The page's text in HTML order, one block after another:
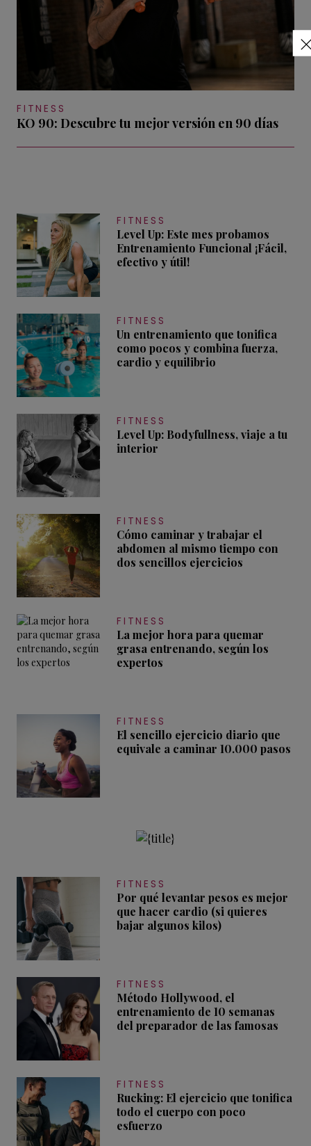
FITNESS
KO 90: Descubre tu mejor versión en 90 días
FITNESS
Level Up: Este mes probamos
Entrenamiento Funcional ¡Fácil,
efectivo y útil!
FITNESS
Un entrenamiento que tonifica
como pocos y combina fuerza,
cardio y equilibrio
FITNESS
Level Up: Bodyfullness, viaje a tu
interior
FITNESS
Cómo caminar y trabajar el
abdomen al mismo tiempo con
dos sencillos ejercicios
FITNESS
La mejor hora para quemar
grasa entrenando, según los
expertos
FITNESS
El sencillo ejercicio diario que
equivale a caminar 10.000 pasos
FITNESS
Por qué levantar pesos es mejor
que hacer cardio (si quieres
bajar algunos kilos)
FITNESS
Método Hollywood, el
entrenamiento de 10 semanas
del preparador de las famosas
FITNESS
Rucking: El ejercicio que tonifica
todo el cuerpo con poco
esfuerzo